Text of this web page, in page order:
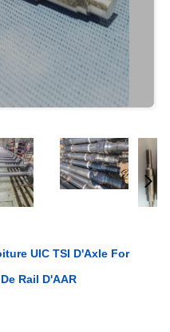
UIC TSI D'Axle For
Rail D'AAR